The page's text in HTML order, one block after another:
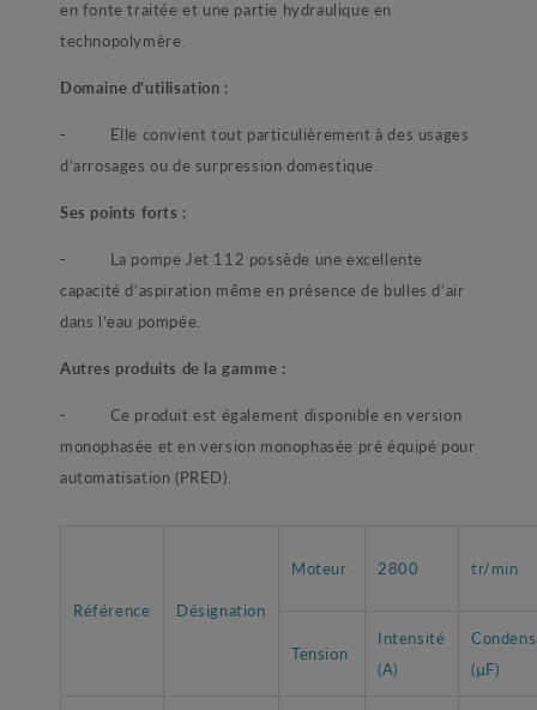
en fonte traitée et une partie hydraulique en
technopolymère.
Domaine d’utilisation :
- Elle convient tout particulièrement à des usages
d’arrosages ou de surpression domestique.
Ses points forts :
- La pompe Jet 112 possède une excellente
capacité d’aspiration même en présence de bulles d’air
dans l’eau pompée.
Autres produits de la gamme :
- Ce produit est également disponible en version
monophasée et en version monophasée pré équipé pour
automatisation (PRED).
Référence Désignation
Moteur 2800 tr/min
Tension
Intensité
(A)
(µF)